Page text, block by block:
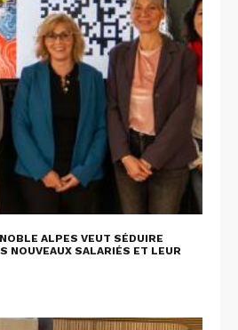
ALPES VEUT SÉDUIRE
NOUVEAUX SALARIÉS ET LEUR